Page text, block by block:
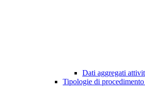
Dati aggregati
Tipologie di procedimento